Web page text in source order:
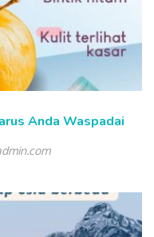
Anda Waspadai